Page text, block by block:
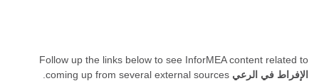
Follow up the links below to see InforMEA content related to
الإفراط في الرعي